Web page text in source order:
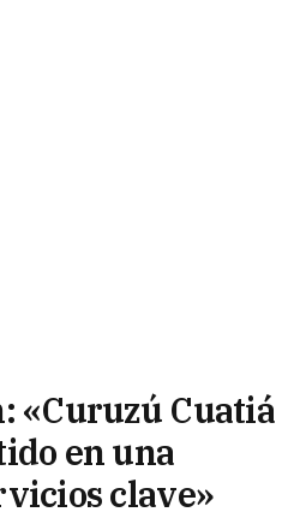
«Curuzú Cuatiá
en una
clave»